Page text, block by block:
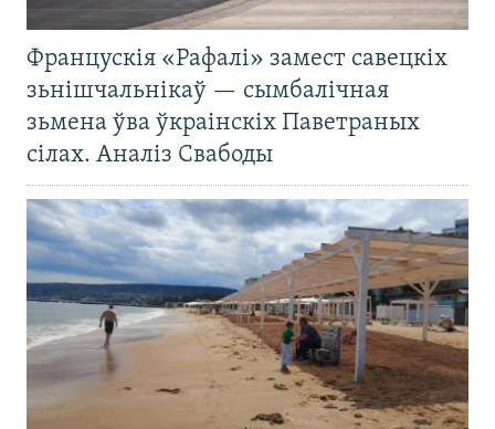
Францускія «Рафалі» замест савецкіх
зьнішчальнікаў — сымбалічная
зьмена ўва ўкраінскіх Паветраных
сілах. Аналіз Свабоды